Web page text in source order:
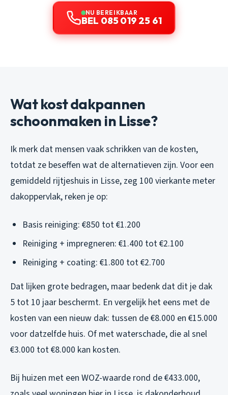
NU BEREIKBAAR
BEL 085 019 25 61
Wat kost dakpannen
schoonmaken in Lisse?
Ik merk dat mensen vaak schrikken van de kosten,
totdat ze beseffen wat de alternatieven zijn. Voor een
gemiddeld rijtjeshuis in Lisse, zeg 100 vierkante meter
dakoppervlak, reken je op:
Basis reiniging: €850 tot €1.200
Reiniging + impregneren: €1.400 tot €2.100
Reiniging + coating: €1.800 tot €2.700
Dat lijken grote bedragen, maar bedenk dat dit je dak
5 tot 10 jaar beschermt. En vergelijk het eens met de
kosten van een nieuw dak: tussen de €8.000 en €15.000
voor datzelfde huis. Of met waterschade, die al snel
€3.000 tot €8.000 kan kosten.
Bij huizen met een WOZ-waarde rond de €433.000,